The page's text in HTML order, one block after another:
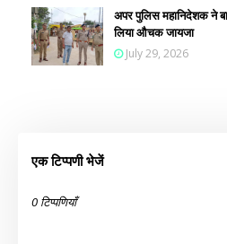
अपर पुलिस महानिदेशक ने
लिया औचक जायजा
July 29, 2026
एक टिप्पणी भेजें
0 टिप्पणियाँ